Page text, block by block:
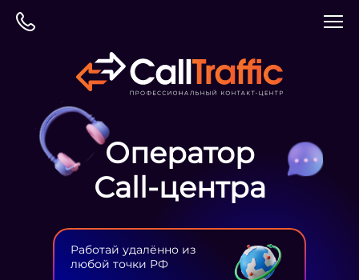
Оператор
Сall-центра
Работай удалённо из
любой точки РФ